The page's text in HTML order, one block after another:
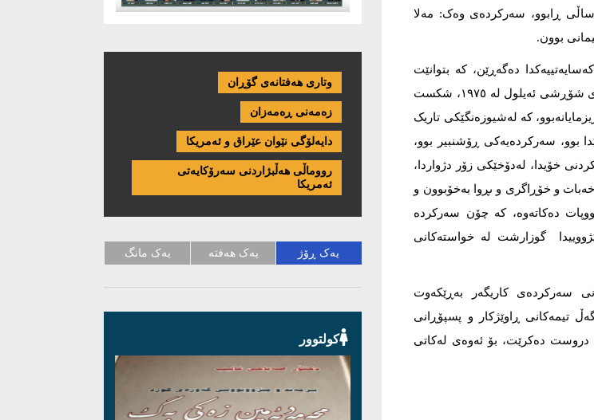
بەپێێ قۆناغەکانی مێژوو سەرکردەی زۆر دەرکەوتوون، بەڵآم لە ٧٠ ساڵی ڕابوو، سەرکردەی وەک: مەلا
بوون.
دەگەڕێن، کە بتوانێت
هیوایان پێ ببەخشێت و متمانەیان بۆ بگەڕێنێتەوە. لە باشووری کوردستان دوای توانەوەی شۆڕشی ئەیلول لە ١٩٧٥، شکست
کە لەشيوزەنگێکی تاریک
بوو، سەرکردەیەکی ڕۆشنبیر بوو،
خۆیدا، لەدۆخێکی زۆر دژواردا،
و خۆڕاگری و ىڕوا بەخۆبوون و
دەکاتەوە، کە چۆن سەرکردە
گوزارشت لە خواستەکانی
سەرکردەی کاریگەر بەڕێکەوت
تیمەکانی ڕاوێژکار و پسپۆڕانی
دروست دەکرێت، بۆ ئەوەی لەکاتی
وتاری هەفتانەی گۆڕان
زەمەنی ڕەمەزان
دایەلۆگی نێوان عێراق و ئەمریكا
رووماڵی هەڵبژاردنی سەرۆکایەتی
ئەمریکا
یەک ڕۆژ یەک هەفتە یەک مانگ
کولتوور